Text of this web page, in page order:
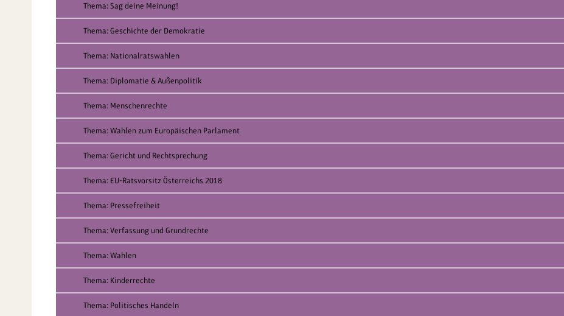
Thema: Sag deine Meinung!
Thema: Geschichte der Demokratie
Thema: Nationalratswahlen
Thema: Diplomatie & Außenpolitik
Thema: Menschenrechte
Thema: Wahlen zum Europäischen Parlament
Thema: Gericht und Rechtsprechung
Thema: EU-Ratsvorsitz Österreichs 2018
Thema: Pressefreiheit
Thema: Verfassung und Grundrechte
Thema: Wahlen
Thema: Kinderrechte
Thema: Politisches Handeln